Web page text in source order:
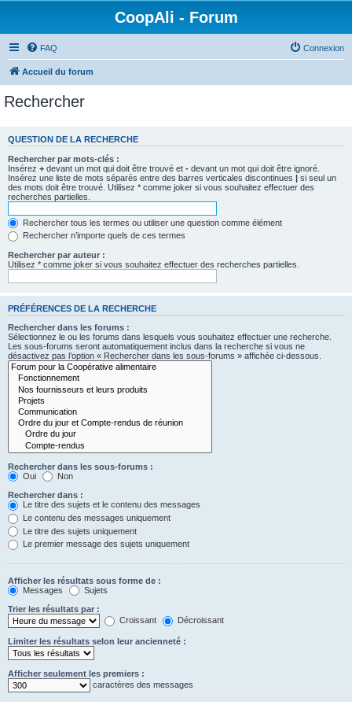
CoopAli - Forum
FAQ Connexion
Accueil du forum
Rechercher
QUESTION DE LA RECHERCHE
Rechercher par mots-clés :
Insérez + devant un mot qui doit être trouvé et - devant un mot qui doit être ignoré.
Insérez une liste de mots séparés entre des barres verticales discontinues | si seul un
des mots doit être trouvé. Utilisez * comme joker si vous souhaitez effectuer des
recherches partielles.
Rechercher tous les termes ou utiliser une question comme élément
Rechercher n’importe quels de ces termes
Rechercher par auteur :
Utilisez * comme joker si vous souhaitez effectuer des recherches partielles.
PRÉFÉRENCES DE LA RECHERCHE
Rechercher dans les forums :
Sélectionnez le ou les forums dans lesquels vous souhaitez effectuer une recherche.
Les sous-forums seront automatiquement inclus dans la recherche si vous ne
désactivez pas l’option « Rechercher dans les sous-forums » affichée ci-dessous.
Rechercher dans les sous-forums :
Oui
Non
Rechercher dans :
Le titre des sujets et le contenu des messages
Le contenu des messages uniquement
Le titre des sujets uniquement
Le premier message des sujets uniquement
Afficher les résultats sous forme de :
Messages
Sujets
Trier les résultats par :
Croissant
Décroissant
Limiter les résultats selon leur ancienneté :
Afficher seulement les premiers :
caractères des messages